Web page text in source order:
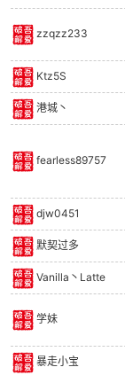
zzqzz233
Ktz5S
港城丶
fearless89757
djw0451
默契过多
Vanilla丶Latte
学妹
暴走小宝